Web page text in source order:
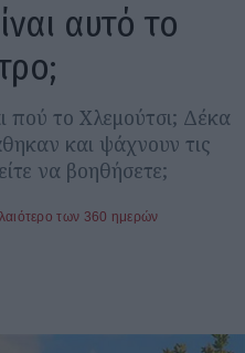
αυτό το
πού το Χλεμούτσι; Δέκα
και ψάχνουν τις
να βοηθήσετε;
των 360 ημερών